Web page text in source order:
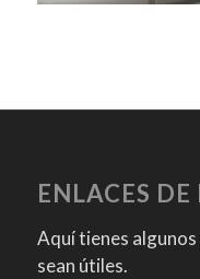
ENLACES DE
Aquí tienes
sean útiles.